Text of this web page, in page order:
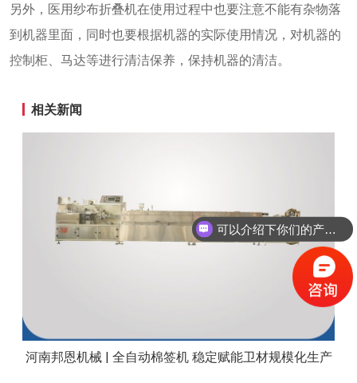
另外，医用纱布折叠机在使用过程中也要注意不能有杂物落
到机器里面，同时也要根据机器的实际使用情况，对机器的
控制柜、马达等进行清洁保养，保持机器的清洁。
相关新闻
河南邦恩机械 | 全自动棉签机 稳定赋能卫材规模化生产
可以介绍下你们的产品么？